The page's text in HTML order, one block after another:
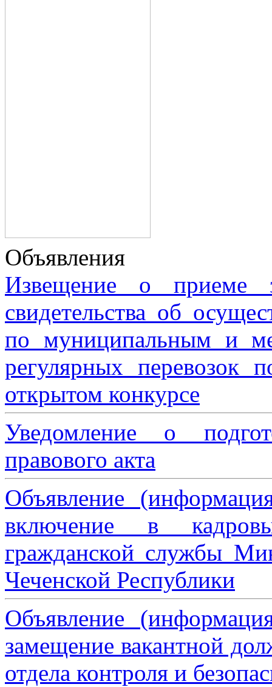
Объявления
Извещение о приеме
свидетельства об
по муниципальным и
регулярных перевозок
открытом конкурсе
Уведомление о
правового акта
Объявление
включение в
гражданской службы
Чеченской Республики
Объявление
замещение вакантной
отдела контроля и